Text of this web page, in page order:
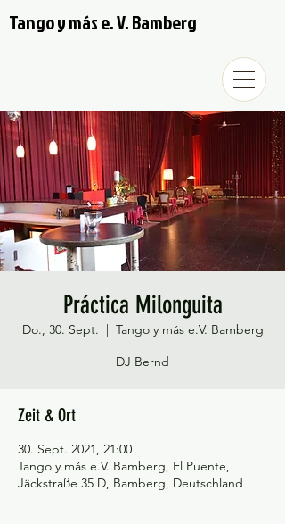
Tango y más e. V. Bamberg
Práctica Milonguita
Do., 30. Sept.
  |
Tango y más e.V. Bamberg
Zeit & Ort
30. Sept. 2021, 21:00
Tango y más e.V. Bamberg, El Puente,
Jäckstraße 35 D, Bamberg, Deutschland